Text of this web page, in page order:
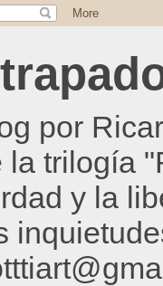
por
la trilogía
y la